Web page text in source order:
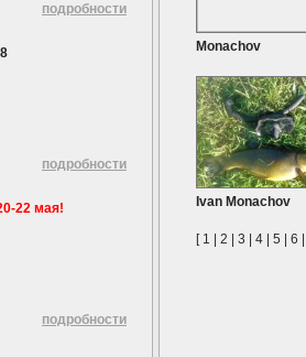
подробности
подробности
22 мая!
подробности
Monachov
Ivan Monachov
[ 1 2 3 4 5 6